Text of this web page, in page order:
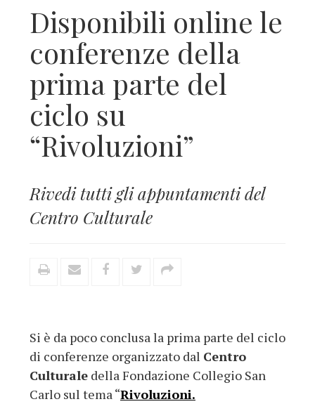
Disponibili online le
conferenze della
prima parte del
ciclo su
“Rivoluzioni”
Rivedi tutti gli appuntamenti del
Centro Culturale
Si è da poco conclusa la prima parte del ciclo
di conferenze organizzato dal Centro
Culturale della Fondazione Collegio San
Carlo sul tema “Rivoluzioni.